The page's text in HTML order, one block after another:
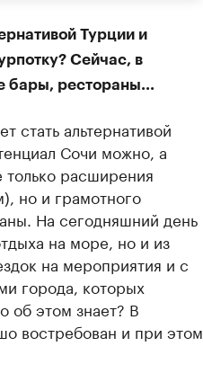
Турции и
? Сейчас, в
бары, рестораны...
стать альтернативой
Сочи можно, а
только расширения
но и грамотного
На сегодняшний день
на море, но и из
на мероприятия и с
города, которых
об этом знает? В
востребован и при этом